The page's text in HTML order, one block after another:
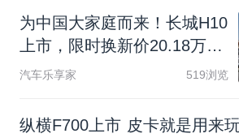
为中 国大家庭而来！ 长城H10
上市， 限时换新价20.18万元
起
汽车乐享家 519浏览
纵横F700上市 皮卡就是用来